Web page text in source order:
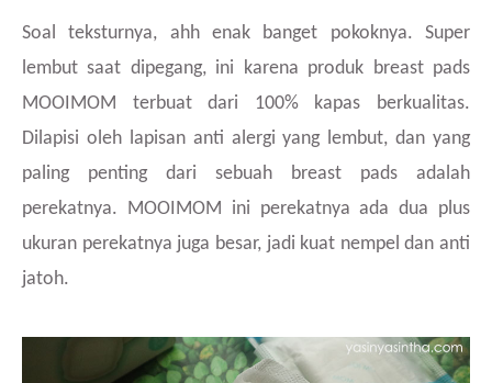
Soal teksturnya, ahh enak banget pokoknya. Super
lembut saat dipegang, ini karena produk breast pads
MOOIMOM terbuat dari 100% kapas berkualitas.
Dilapisi oleh lapisan anti alergi yang lembut, dan yang
paling penting dari sebuah breast pads adalah
perekatnya. MOOIMOM ini perekatnya ada dua plus
ukuran perekatnya juga besar, jadi kuat nempel dan anti
jatoh.